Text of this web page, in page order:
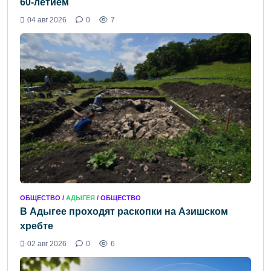
60-летием
04 авг 2026 0 7
ОБЩЕСТВО / АДЫГЕЯ / ОБЩЕСТВО
В Адыгее проходят раскопки на Азишском
хребте
02 авг 2026 0 6